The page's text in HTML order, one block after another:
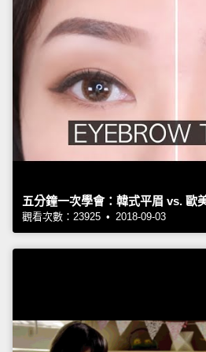
五分鐘一次學會：韓式平眉 vs. 歐
觀看次數：23925 • 2018-09-03